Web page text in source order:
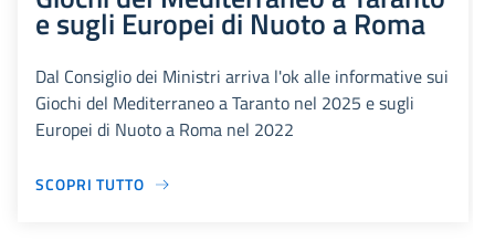
e sugli Europei di Nuoto a Roma
Dal Consiglio dei Ministri arriva l'ok alle informative sui
Giochi del Mediterraneo a Taranto nel 2025 e sugli
Europei di Nuoto a Roma nel 2022
SCOPRI TUTTO